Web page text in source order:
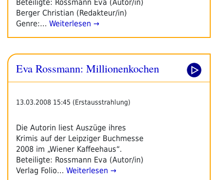
Beteiligte: Rossmann Eva (Autor/in)
Berger Christian (Redakteur/in)
Genre:… Weiterlesen →
Eva Rossmann: Millionenkochen
13.03.2008 15:45 (Erstausstrahlung)
Die Autorin liest Auszüge ihres
Krimis auf der Leipziger Buchmesse
2008 im „Wiener Kaffeehaus“.
Beteiligte: Rossmann Eva (Autor/in)
Verlag Folio… Weiterlesen →